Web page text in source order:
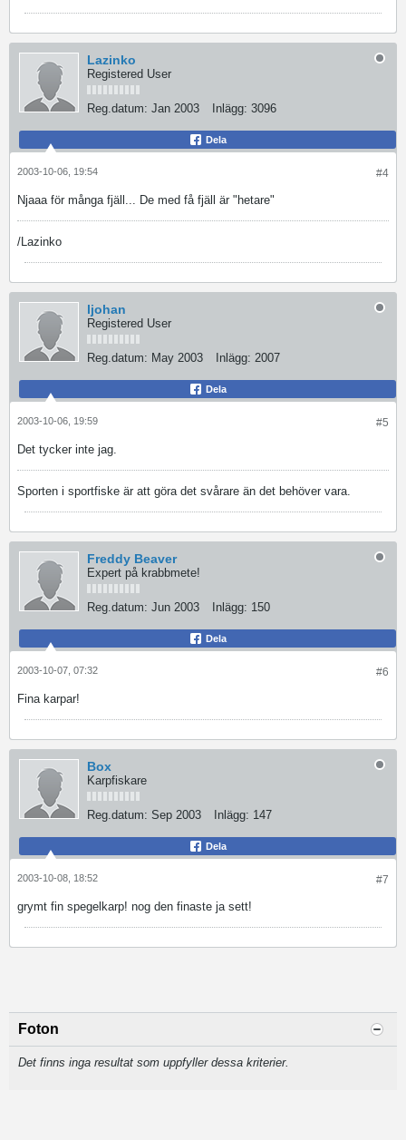
Lazinko
Registered User
Reg.datum: Jan 2003 Inlägg: 3096
Dela
#4
2003-10-06, 19:54
Njaaa för många fjäll... De med få fjäll är "hetare"
/Lazinko
ljohan
Registered User
Reg.datum: May 2003 Inlägg: 2007
Dela
#5
2003-10-06, 19:59
Det tycker inte jag.
Sporten i sportfiske är att göra det svårare än det behöver vara.
Freddy Beaver
Expert på krabbmete!
Reg.datum: Jun 2003 Inlägg: 150
Dela
#6
2003-10-07, 07:32
Fina karpar!
Box
Karpfiskare
Reg.datum: Sep 2003 Inlägg: 147
Dela
#7
2003-10-08, 18:52
grymt fin spegelkarp! nog den finaste ja sett!
Foton
Det finns inga resultat som uppfyller dessa kriterier.